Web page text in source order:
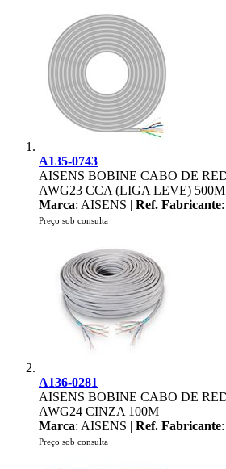
A135-0743
AISENS BOBINE CABO DE
AWG23 CCA (LIGA LEVE)
Marca: AISENS | Ref. Fabricante
Preço sob consulta
A136-0281
AISENS BOBINE CABO DE
AWG24 CINZA 100M
Marca: AISENS | Ref. Fabricante
Preço sob consulta